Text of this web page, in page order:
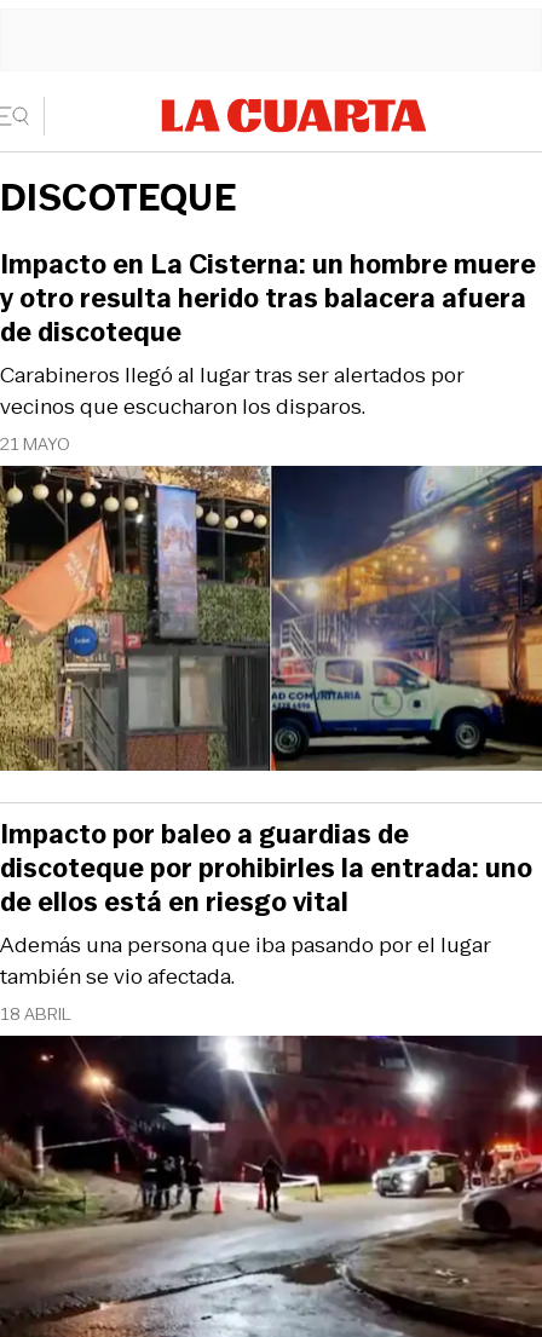
DISCOTEQUE
21 MAYO
Carabineros llegó al lugar tras ser alertados por
vecinos que escucharon los disparos.
Impacto en La Cisterna: un hombre muere
y otro resulta herido tras balacera afuera
de discoteque
18 ABRIL
Además una persona que iba pasando por el lugar
también se vio afectada.
Impacto por baleo a guardias de
discoteque por prohibirles la entrada: uno
de ellos está en riesgo vital